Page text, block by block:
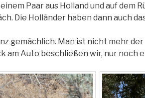
Paar aus Holland und auf dem
Die Holländer haben dann auch
gemächlich. Man ist nicht mehr
am Auto beschließen wir, nur noch